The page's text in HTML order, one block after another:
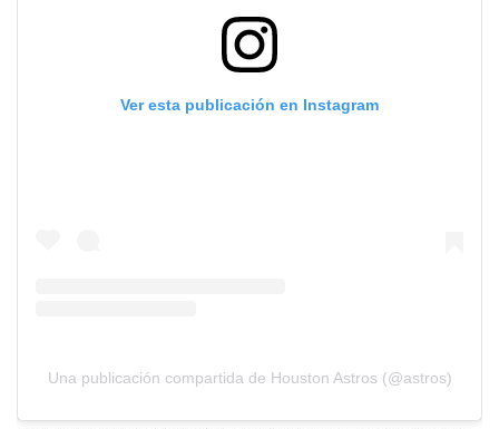
Ver esta publicación en Instagram
Una publicación compartida de Houston Astros (@astros)